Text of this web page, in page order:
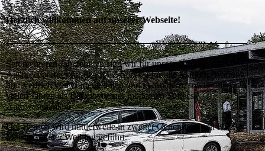
Herzlich willkommen auf unserer Webseite!
Seit mehreren Jahrzehnten sind wir für unsere Kunden der
Ansprechpartner für den KFZ-Service für alle Marken, Wartung
und Vertrieb von Gartengeräten und Fahrrädern, sowie seit
vielen Jahren als Betreiber einer modernen Softecs-
Autowaschanlage.
Der Betrieb wird mittlerweile in zweiter Generation von KFZ-
Meister Günter Weihing geführt.